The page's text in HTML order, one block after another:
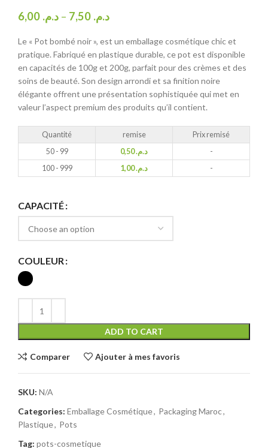
د.م. – د.م.
Le « Pot bombé noir », est un emballage cosmétique chic et
pratique. Fabriqué en plastique durable, ce pot est disponible
en capacités de 100g et 200g, parfait pour des crèmes et des
soins de beauté. Son design arrondi et sa finition noire
élégante offrent une présentation sophistiquée qui met en
valeur l’aspect premium des produits qu’il contient.
Quantité remise
Prix remisé
50 - 99
د.م.0,50
-
100 - 999
د.م.1,00 -
CAPACITÉ
COULEUR
ADD TO CART
Comparer Ajouter à mes favoris
SKU: N/A
Categories: Emballage Cosmétique, Packaging Maroc,
Plastique, Pots
Tag: pots-cosmetique